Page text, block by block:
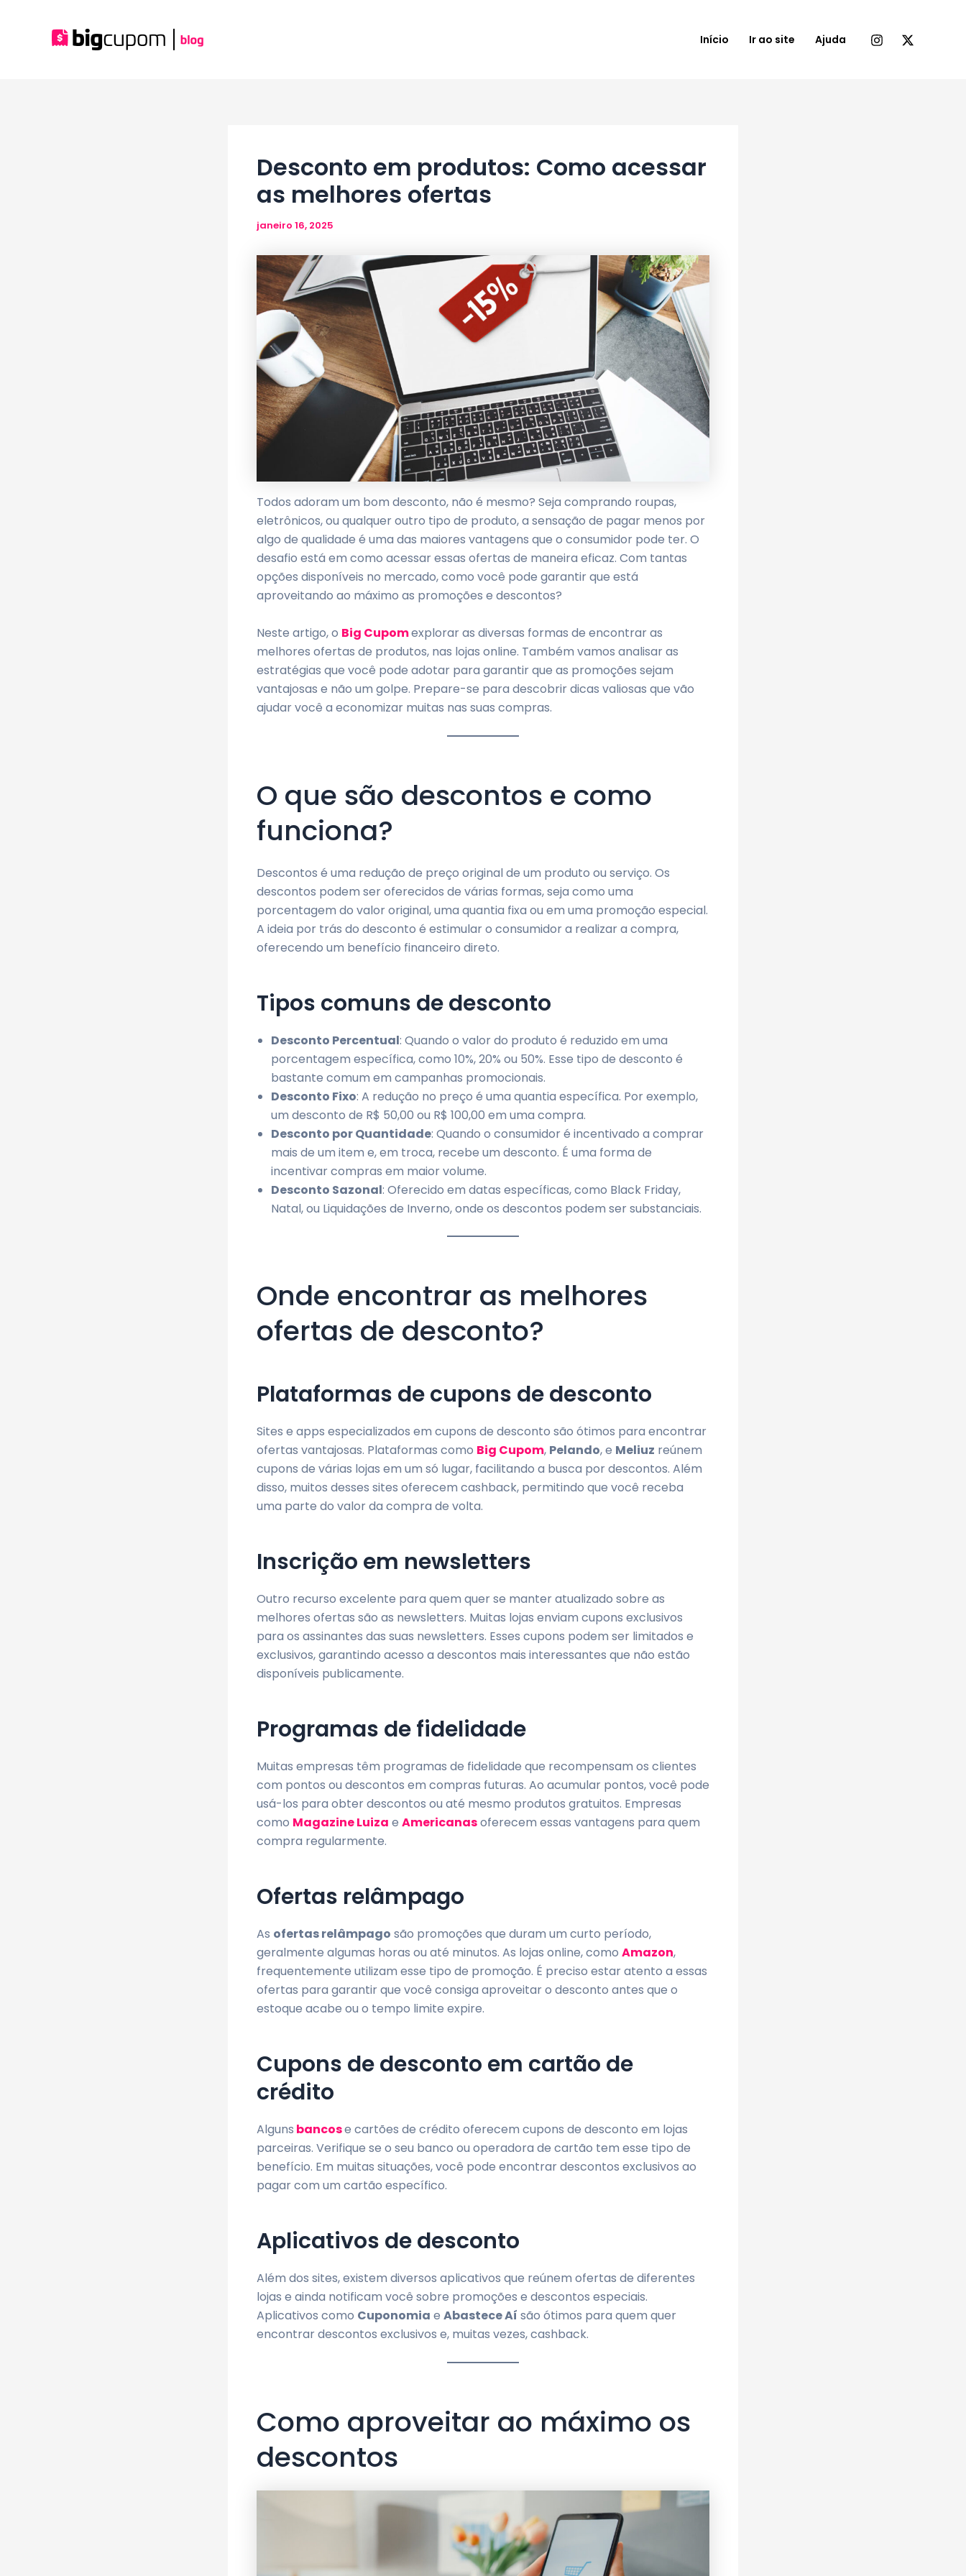
Início Ir ao site Ajuda
Desconto em produtos: Como acessar
as melhores ofertas
janeiro 16, 2025
Todos adoram um bom desconto, não é mesmo? Seja comprando roupas,
eletrônicos, ou qualquer outro tipo de produto, a sensação de pagar menos por
algo de qualidade é uma das maiores vantagens que o consumidor pode ter. O
desafio está em como acessar essas ofertas de maneira eficaz. Com tantas
opções disponíveis no mercado, como você pode garantir que está
aproveitando ao máximo as promoções e descontos?
Neste artigo, o Big Cupomexplorar as diversas formas de encontrar as
melhores ofertas de produtos, nas lojas online. Também vamos analisar as
estratégias que você pode adotar para garantir que as promoções sejam
vantajosas e não um golpe. Prepare-se para descobrir dicas valiosas que vão
ajudar você a economizar muitas nas suas compras.
O que são descontos e como
funciona?
Descontos é uma redução de preço original de um produto ou serviço. Os
descontos podem ser oferecidos de várias formas, seja como uma
porcentagem do valor original, uma quantia fixa ou em uma promoção especial.
A ideia por trás do desconto é estimular o consumidor a realizar a compra,
oferecendo um benefício financeiro direto.
Tipos comuns de desconto
Desconto Percentual: Quando o valor do produto é reduzido em uma
porcentagem específica, como 10%, 20% ou 50%. Esse tipo de desconto é
bastante comum em campanhas promocionais.
Desconto Fixo: A redução no preço é uma quantia específica. Por exemplo,
um desconto de R$ 50,00 ou R$ 100,00 em uma compra.
Desconto por Quantidade: Quando o consumidor é incentivado a comprar
mais de um item e, em troca, recebe um desconto. É uma forma de
incentivar compras em maior volume.
Desconto Sazonal: Oferecido em datas específicas, como Black Friday,
Natal, ou Liquidações de Inverno, onde os descontos podem ser substanciais.
Onde encontrar as melhores
ofertas de desconto?
Plataformas de cupons de desconto
Sites e apps especializados em cupons de desconto são ótimos para encontrar
ofertas vantajosas. Plataformas como Big Cupom, Pelando, e Meliuz reúnem
cupons de várias lojas em um só lugar, facilitando a busca por descontos. Além
disso, muitos desses sites oferecem cashback, permitindo que você receba
uma parte do valor da compra de volta.
Inscrição em newsletters
Outro recurso excelente para quem quer se manter atualizado sobre as
melhores ofertas são as newsletters. Muitas lojas enviam cupons exclusivos
para os assinantes das suas newsletters. Esses cupons podem ser limitados e
exclusivos, garantindo acesso a descontos mais interessantes que não estão
disponíveis publicamente.
Programas de fidelidade
Muitas empresas têm programas de fidelidade que recompensam os clientes
com pontos ou descontos em compras futuras. Ao acumular pontos, você pode
usá-los para obter descontos ou até mesmo produtos gratuitos. Empresas
como Magazine Luiza e Americanasoferecem essas vantagens para quem
compra regularmente.
Ofertas relâmpago
As ofertas relâmpago são promoções que duram um curto período,
geralmente algumas horas ou até minutos. As lojas online, como Amazon,
frequentemente utilizam esse tipo de promoção. É preciso estar atento a essas
ofertas para garantir que você consiga aproveitar o desconto antes que o
estoque acabe ou o tempo limite expire.
Cupons de desconto em cartão de
crédito
Alguns bancose cartões de crédito oferecem cupons de desconto em lojas
parceiras. Verifique se o seu banco ou operadora de cartão tem esse tipo de
benefício. Em muitas situações, você pode encontrar descontos exclusivos ao
pagar com um cartão específico.
Aplicativos de desconto
Além dos sites, existem diversos aplicativos que reúnem ofertas de diferentes
lojas e ainda notificam você sobre promoções e descontos especiais.
Aplicativos como Cuponomia e Abastece Aí são ótimos para quem quer
encontrar descontos exclusivos e, muitas vezes, cashback.
Como aproveitar ao máximo os
descontos